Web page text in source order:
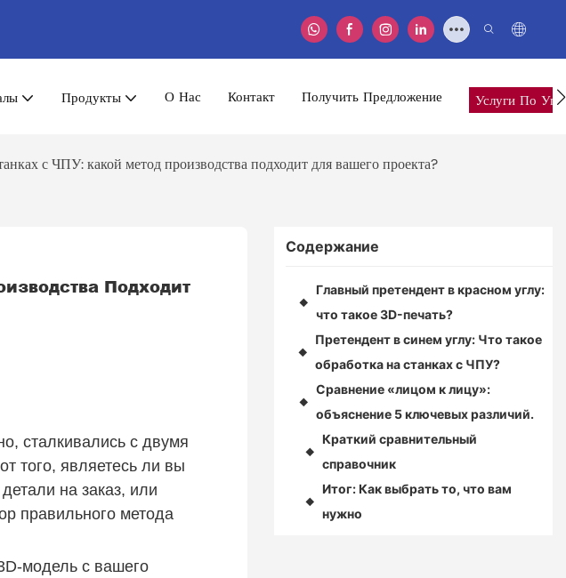
Продукты О Нас Контакт Получить Предложение Услуги По
с ЧПУ: какой метод производства подходит для вашего проекта?
Подходит
сталкивались с двумя
того, являетесь ли вы
на заказ, или
правильного метода
модель с вашего
Содержание
◆
Главный претендент в красном углу:
что такое 3D-печать?
◆
Претендент в синем углу: Что такое
обработка на станках с ЧПУ?
◆
Сравнение «лицом к лицу»:
объяснение 5 ключевых различий.
◆
Краткий сравнительный
справочник
◆
Итог: Как выбрать то, что вам
нужно